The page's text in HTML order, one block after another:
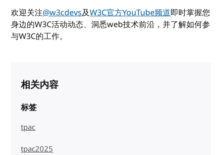
欢迎关注@w3cdevs及W3C官方YouTube频道即时掌握您
身边的W3C活动动态、洞悉web技术前沿，并了解如何参
与W3C的工作。
相关内容
标签
tpac
tpac2025